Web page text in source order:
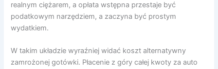
realnym ciężarem, a opłata wstępna przestaje być
podatkowym narzędziem, a zaczyna być prostym
wydatkiem.
W takim układzie wyraźniej widać koszt alternatywny
zamrożonej gotówki. Płacenie z góry całej kwoty za auto